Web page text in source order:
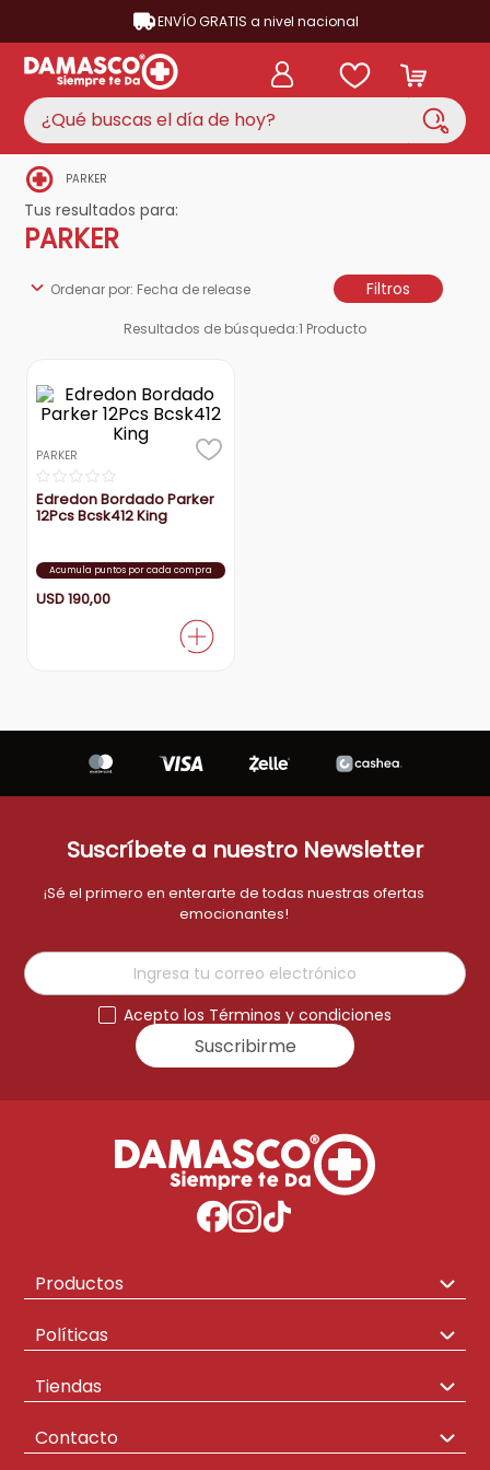
ENVÍO GRATIS a nivel nacional
¿Qué buscas el día de hoy?
PARKER
Tus resultados para:
PARKER
Ordenar por Fecha de release Filtros
Resultados de búsqueda:1 Producto
☆☆☆☆☆
PARKER
Edredon Bordado Parker
12Pcs Bcsk412 King
Acumula puntos por cada compra
USD190,00
Suscríbete a nuestro Newsletter
¡Sé el primero en enterarte de todas nuestras ofertas
emocionantes!
Acepto los Términos y condiciones
Suscribirme
Productos
Congeladores
Hogar
Políticas
Envíos y Cambios
Políticas de Compra
Tiendas
Las mercedes
Contacto
TÉRMINOS MÁS BUSCADOS
1 . aire acondicionado
3. lavadora
cocina
6. neveras
7. televisor
8 . licuadora
9 aire-acondicionado
10. tv